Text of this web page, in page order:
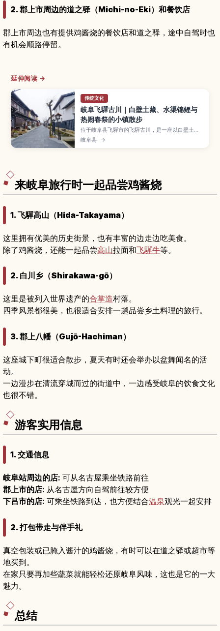
2. 郡上市周边的道之驿（Michi-no-Eki）和餐饮店
郡上市周边也有提供鸡酱烧的餐饮店和道之驿，途中自驾时也
有机会顺路停留。
延伸阅读 →
传统文化
岐阜飞驒古川｜白壁土藏、水渠锦鲤与
热闹春祭的小镇散步
位于岐阜县飞驒市的飞驒古川，是一座以白壁土
藏、铺石小路与瀬户川水渠中游动的锦鲤闻名的宁
静小镇，也是动画电影取景地之一。本文介绍古街
岐阜县 →
来岐阜旅行时一起品尝鸡酱烧
1. 飞驒高山（Hida-Takayama）
这里拥有优美的历史街景，也有丰富的边走边吃美食。
除了鸡酱烧，还能一起品尝高山拉面和飞驒牛等。
2. 白川乡（Shirakawa-gō）
这里是被列入世界遗产的合掌造村落。
四季风景都很美，也很适合安排一趟品尝乡土料理的旅行。
3. 郡上八幡（Gujō-Hachiman）
这座城下町很适合散步，夏天有时还会举办以盆舞闻名的活
动。
一边漫步在清流穿城而过的街道中，一边感受岐阜的饮食文化
也很不错。
游客实用信息
1. 交通信息
岐阜站周边的店: 可从名古屋乘坐铁路前往
郡上市的店: 从名古屋方向自驾前往较方便
下吕市的店: 可乘坐铁路到达，也方便结合温泉观光一起安排
2. 打包带走与伴手礼
真空包装或已腌入酱汁的鸡酱烧，有时可以在道之驿或超市等
地买到。
在家只要再加些蔬菜就能轻松还原岐阜风味，这也是它的一大
魅力。
总结